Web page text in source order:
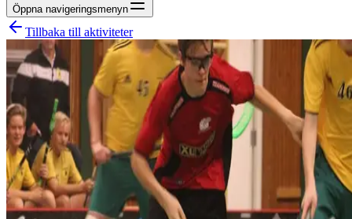
Öppna navigeringsmenyn
Tillbaka till aktiviteter